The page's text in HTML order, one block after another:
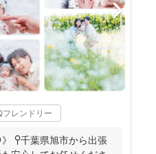
フレンドリー
📍千葉県旭市から出張